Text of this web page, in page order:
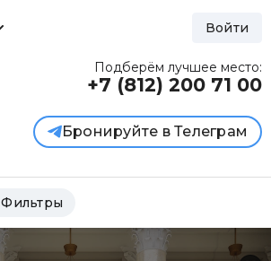
Войти
Подберём лучшее место:
+7 (812) 200 71 00
Бронируйте в Телеграм
Фильтры